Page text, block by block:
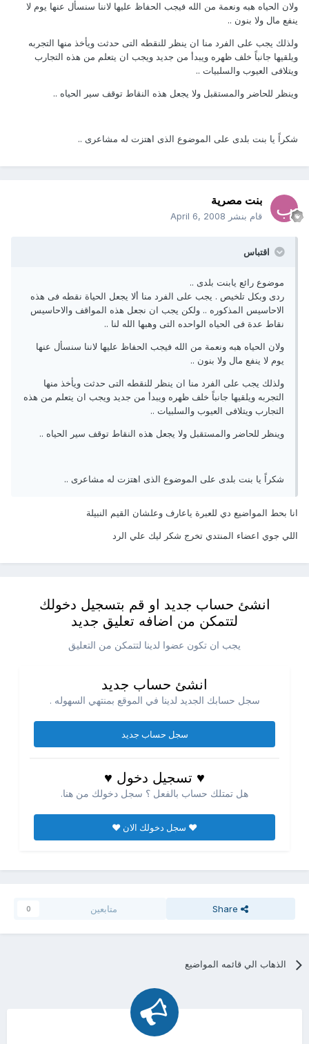
ولان الحياه هبه ونعمة من الله فيجب الحفاظ عليها لاننا سنسأل عنها يوم لا
ينفع مال ولا بنون ..
ولذلك يجب على الفرد منا ان ينظر للنقطه التى حدثت ويأخذ منها التجربه
ويلقيها جانباً خلف ظهره ويبدأ من جديد ويجب ان يتعلم من هذه التجارب
ويتلافى العيوب والسلبيات ..
وينظر للحاضر والمستقبل ولا يجعل هذه النقاط توقف سير الحياه ..
شكراً يا بنت بلدى على الموضوع الذى اهتزت له مشاعرى ..
بنت مصرية
قام بنشر April 6, 2008
اقتباس
موضوع رائع يابنت بلدى ..
ردى وبكل تلخيص . يجب على الفرد منا ألا يجعل الحياة نقطه فى هذه
الاحاسيس المذكوره .. ولكن يجب ان نجعل هذه المواقف والاحاسيس
نقاط عدة فى الحياه الواحده التى وهبها الله لنا ..
ولان الحياه هبه ونعمة من الله فيجب الحفاظ عليها لاننا سنسأل عنها
يوم لا ينفع مال ولا بنون ..
ولذلك يجب على الفرد منا ان ينظر للنقطه التى حدثت ويأخذ منها
التجربه ويلقيها جانباً خلف ظهره ويبدأ من جديد ويجب ان يتعلم من هذه
التجارب ويتلافى العيوب والسلبيات ..
وينظر للحاضر والمستقبل ولا يجعل هذه النقاط توقف سير الحياه ..
شكراً يا بنت بلدى على الموضوع الذى اهتزت له مشاعرى ..
انا بحط المواضيع دي للعبرة ياعارف وعلشان القيم النبيلة
اللي جوي اعضاء المنتدي تخرج شكر ليك علي الرد
انشئ حساب جديد او قم بتسجيل دخولك
لتتمكن من اضافه تعليق جديد
يجب ان تكون عضوا لدينا لتتمكن من التعليق
انشئ حساب جديد
سجل حسابك الجديد لدينا في الموقع بمنتهي السهوله .
سجل حساب جديد
♥ تسجيل دخول ♥
هل تمتلك حساب بالفعل ؟ سجل دخولك من هنا.
♥ سجل دخولك الان ♥
Share متابعين 0
الذهاب الي قائمه المواضيع